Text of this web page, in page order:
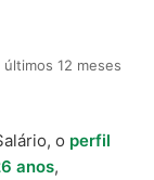
12 meses
o perfil
anos,